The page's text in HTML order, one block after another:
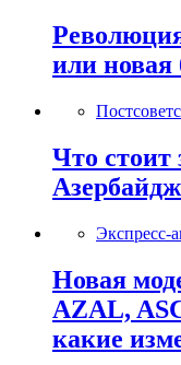
или новая
Что
Экспресс-
Новая
AZAL,
какие